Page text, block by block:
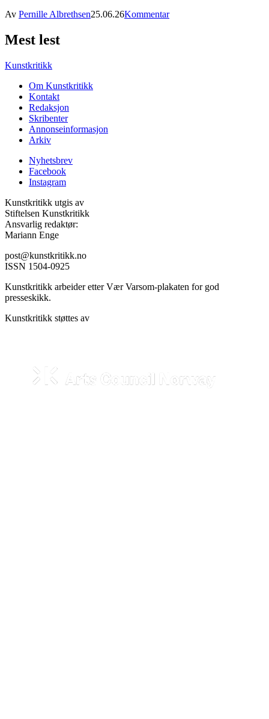
Av Pernille Albrethsen25.06.26Kommentar
Mest lest
Kunstkritikk
Om Kunstkritikk
Kontakt
Redaksjon
Skribenter
Annonseinformasjon
Arkiv
Nyhetsbrev
Facebook
Instagram
Kunstkritikk utgis av
Stiftelsen Kunstkritikk
Ansvarlig redaktør:
Mariann Enge
post@kunstkritikk.no
ISSN 1504-0925
Kunstkritikk arbeider etter Vær Varsom-plakaten for god
presseskikk.
Kunstkritikk støttes av